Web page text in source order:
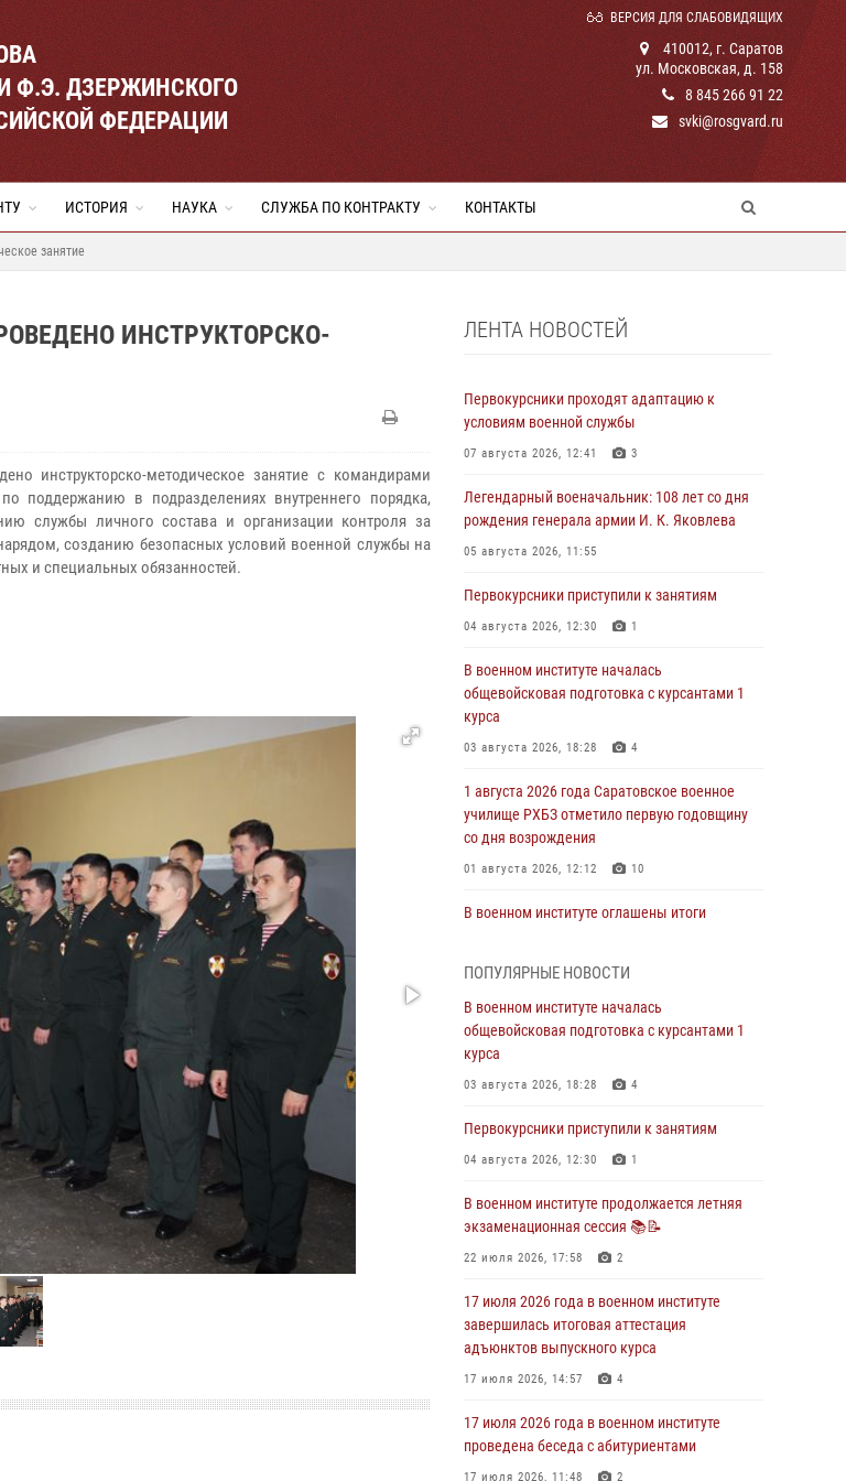
ВЕРСИЯ ДЛЯ СЛАБОВИДЯЩИХ
Ф.Э. ДЗЕРЖИНСКОГО
ФЕДЕРАЦИИ
410012, г. Саратов
ул. Московская, д. 158
8 845 266 91 22
svki@rosgvard.ru
ИСТОРИЯ НАУКА СЛУЖБА ПО КОНТРАКТУ КОНТАКТЫ
занятие
ИНСТРУКТОРСКО-
инструкторско-методическое занятие с командирами
поддержанию в подразделениях внутреннего порядка,
службы личного состава и организации контроля за
созданию безопасных условий военной службы на
и специальных обязанностей.
ЛЕНТА НОВОСТЕЙ
Первокурсники проходят адаптацию к
условиям военной службы
07 августа 2026, 12:41 3
Легендарный военачальник: 108 лет со дня
рождения генерала армии И. К. Яковлева
05 августа 2026, 11:55
Первокурсники приступили к занятиям
04 августа 2026, 12:30 1
В военном институте началась
общевойсковая подготовка с курсантами 1
курса
03 августа 2026, 18:28 4
1 августа 2026 года Саратовское военное
училище РХБЗ отметило первую годовщину
со дня возрождения
01 августа 2026, 12:12 10
В военном институте оглашены итоги
31 июля 2026, 12:08 5
29 июля 2026 года в военном институте
состоялась церемония приведения
военнослужащих к Военной присяге
29 июля 2026, 06:45 2
29 июля 2026 года курсанты военного
института успешно сдали экзамен по
29 июля 2026, 06:41 6
28 июля 2026 года в военном институте
молебен
28 июля 2026, 13:39 7
В военном институте завершается летняя
28 июля 2026, 10:41 1
ПОПУЛЯРНЫЕ НОВОСТИ
В военном институте началась
общевойсковая подготовка с курсантами 1
курса
03 августа 2026, 18:28 4
Первокурсники приступили к занятиям
04 августа 2026, 12:30 1
В военном институте продолжается летняя
экзаменационная сессия 📚📝
22 июля 2026, 17:58 2
17 июля 2026 года в военном институте
завершилась итоговая аттестация
адъюнктов выпускного курса
17 июля 2026, 14:57 4
17 июля 2026 года в военном институте
проведена беседа с абитуриентами
17 июля 2026, 11:48 2